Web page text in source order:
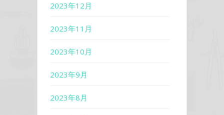
2023年12月
2023年11月
2023年10月
2023年9月
2023年8月